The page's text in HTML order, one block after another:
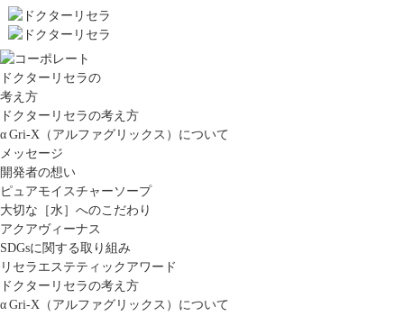
ドクターリセラの
考え方
ドクターリセラの考え方
α Gri-X（アルファグリックス）について
メッセージ
開発者の想い
ピュアモイスチャーソープ
大切な［水］へのこだわり
アクアヴィーナス
SDGsに関する取り組み
リセラエステティックアワード
ドクターリセラの考え方
α Gri-X（アルファグリックス）について